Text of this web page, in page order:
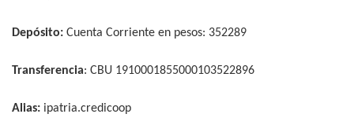
Depósito: Cuenta Corriente en pesos: 352289
Transferencia: CBU 1910001855000103522896
Alias: ipatria.credicoop